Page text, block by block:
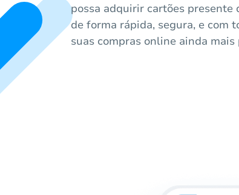
possa adquirir cartões
de forma rápida, segura, e com
suas compras online ainda mais